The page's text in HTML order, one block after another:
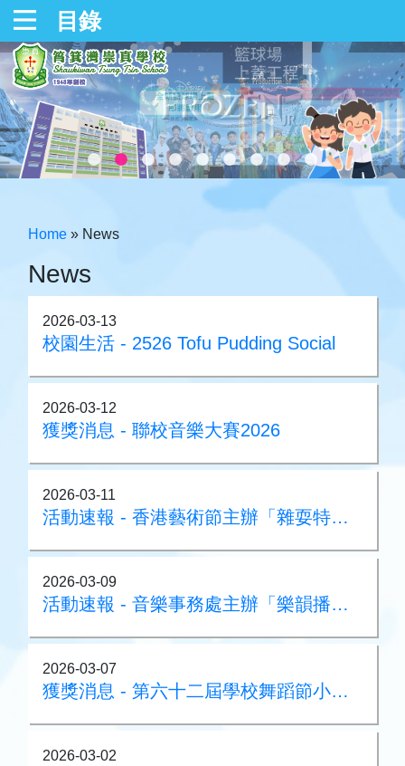
目錄
Home » News
News
2026-03-13
校園生活 - 2526 Tofu Pudding Social
2026-03-12
獲獎消息 - 聯校音樂大賽2026
2026-03-11
活動速報 - 香港藝術節主辦「雜耍特快列車」
2026-03-09
活動速報 - 音樂事務處主辦「樂韻播萬千」音樂會
2026-03-07
獲獎消息 - 第六十二屆學校舞蹈節小學初級組優等獎
2026-03-02